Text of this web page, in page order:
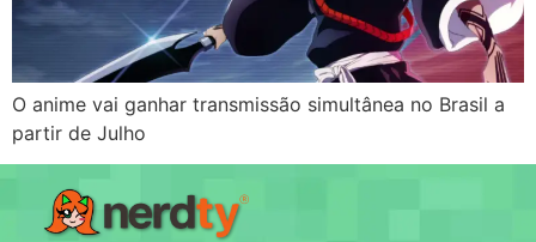
O anime vai ganhar transmissão simultânea no Brasil a
partir de Julho​